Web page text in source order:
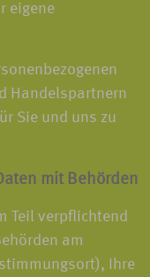
eigene
Handelspartnern
Sie und uns zu
mit Behörden
Teil verpflichtend
am
Ihre